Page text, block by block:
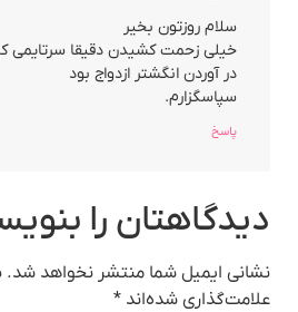
سلام روزتون بخیر
خیلی زحمت کشیدن دقیقا سرتایمی
در آوردن انگشتر ازدواج بود
سپاسگزارم.
پاسخ
دیدگاهتان را
نشانی ایمیل شما منتشر نخواهد شد.
علامت‌گذاری شده‌اند*